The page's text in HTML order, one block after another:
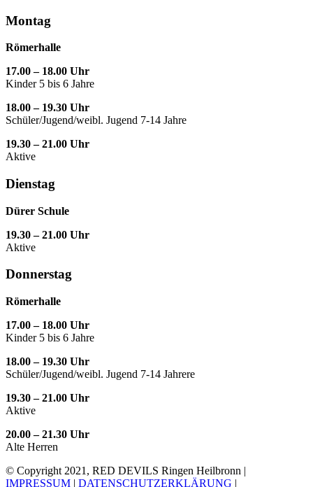
Montag
Römerhalle
17.00 – 18.00 Uhr
Kinder 5 bis 6 Jahre
18.00 – 19.30 Uhr
Schüler/Jugend/weibl. Jugend 7-14 Jahre
19.30 – 21.00 Uhr
Aktive
Dienstag
Dürer Schule
19.30 – 21.00 Uhr
Aktive
Donnerstag
Römerhalle
17.00 – 18.00 Uhr
Kinder 5 bis 6 Jahre
18.00 – 19.30 Uhr
Schüler/Jugend/weibl. Jugend 7-14 Jahrere
19.30 – 21.00 Uhr
Aktive
20.00 – 21.30 Uhr
Alte Herren
© Copyright 2021, RED DEVILS Ringen Heilbronn |
IMPRESSUM | DATENSCHUTZERKLÄRUNG |